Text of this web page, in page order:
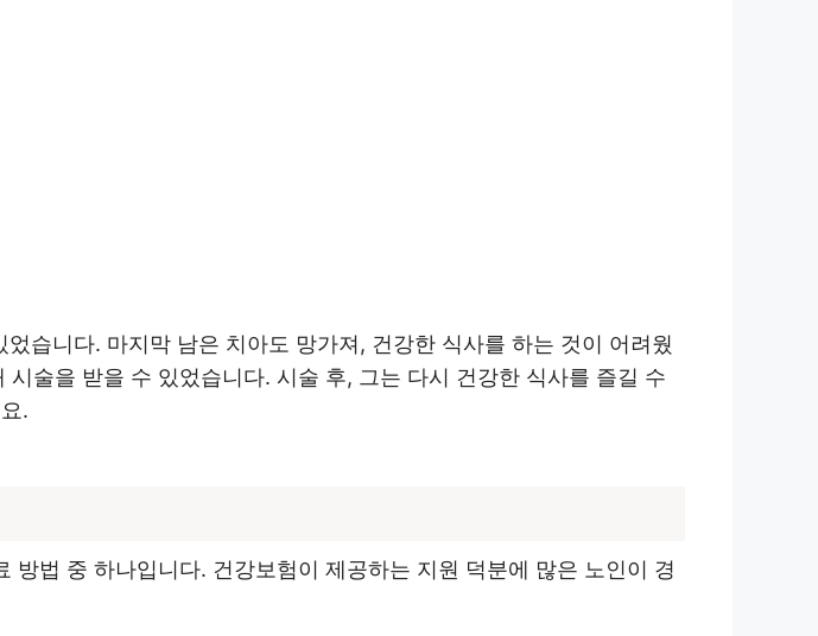
습니다. 마지막 남은 치아도 망가져, 건강한 식사를 하는 것이 어려웠
술을 받을 수 있었습니다. 시술 후, 그는 다시 건강한 식사를 즐길 수
.
법 중 하나입니다. 건강보험이 제공하는 지원 덕분에 많은 노인이 경